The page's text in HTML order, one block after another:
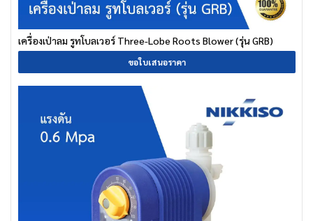
เครื่องเป่าลม รูทโบลเวอร์ Three-Lobe Roots Blower (รุ่น GRB)
ขอใบเสนอราคา